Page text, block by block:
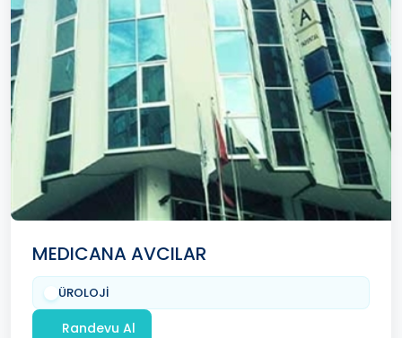
MEDICANA AVCILAR
ÜROLOJİ
Randevu Al